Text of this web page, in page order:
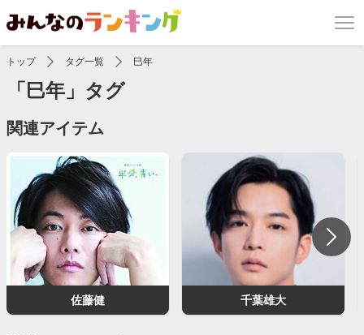
トップ タグ一覧 巳年
「巳年」タグ
関連アイテム
佐藤健 千葉雄大